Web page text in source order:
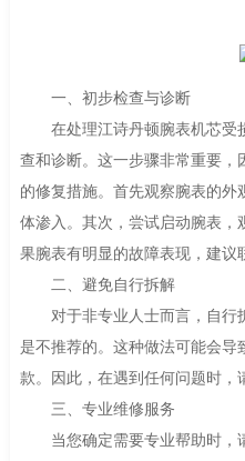
一、初步检查与诊断
在处理江诗丹顿腕表机芯受
查和诊断。这一步骤非常重要，
的修复措施。首先观察腕表的
体渗入。其次，尝试启动腕表，
果腕表有明显的故障表现，建议
二、避免自行拆解
对于非专业人士而言，自行
是不推荐的。这种做法可能会导
款。因此，在遇到任何问题时，
三、专业维修服务
当您确定需要专业帮助时，请